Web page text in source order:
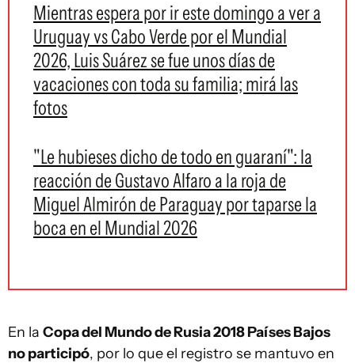
Mientras espera por ir este domingo a ver a
Uruguay vs Cabo Verde por el Mundial
2026, Luis Suárez se fue unos días de
vacaciones con toda su familia; mirá las
fotos
"Le hubieses dicho de todo en guaraní": la
reacción de Gustavo Alfaro a la roja de
Miguel Almirón de Paraguay por taparse la
boca en el Mundial 2026
En la Copa del Mundo de Rusia 2018 Países Bajos
no participó, por lo que el registro se mantuvo en